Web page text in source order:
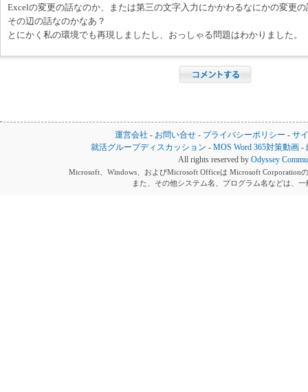
Excelの変更の話なのか、または第三の文字入力にかかわるなにかの変更
その辺の話なのかなあ？
とにかく私の環境でも再現しましたし、おっしゃる問題はわかりました。
運営会社 - お問い合せ - プライバシーポリシー - サ
就活グループディスカッション -MOS Word 365対策動画 -
All rights reserved by Odyssey
Microsoft、Windows、およびMicrosoft Officeは Microsoft Corporation
また、その他システム名、プログラム名などは、